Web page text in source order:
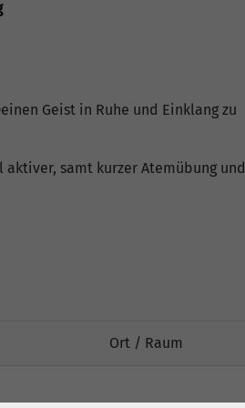
Geist in Ruhe und Einklang zu
samt kurzer Atemübung und
Ort / Raum